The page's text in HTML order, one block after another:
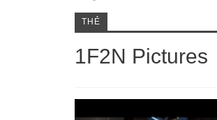
THẺ
1F2N Pictures